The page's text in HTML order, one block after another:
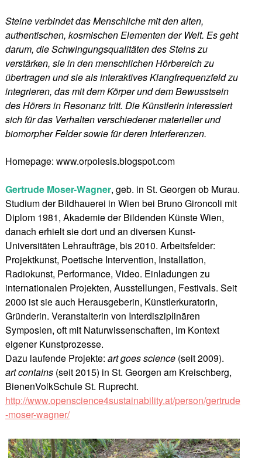
Steine verbindet das Menschliche mit den alten,
authentischen, kosmischen Elementen der Welt. Es geht
darum, die Schwingungsqualitäten des Steins zu
verstärken, sie in den menschlichen Hörbereich zu
übertragen und sie als interaktives Klangfrequenzfeld zu
integrieren, das mit dem Körper und dem Bewusstsein
des Hörers in Resonanz tritt. Die Künstlerin interessiert
sich für das Verhalten verschiedener materieller und
biomorpher Felder sowie für deren Interferenzen.
Homepage: www.orpoiesis.blogspot.com
Gertrude Moser-Wagner, geb. in St. Georgen ob Murau.
Studium der Bildhauerei in Wien bei Bruno Gironcoli mit
Diplom 1981, Akademie der Bildenden Künste Wien,
danach erhielt sie dort und an diversen Kunst-
Universitäten Lehraufträge, bis 2010. Arbeitsfelder:
Projektkunst, Poetische Intervention, Installation,
Radiokunst, Performance, Video. Einladungen zu
internationalen Projekten, Ausstellungen, Festivals. Seit
2000 ist sie auch Herausgeberin, Künstlerkuratorin,
Gründerin. Veranstalterin von Interdisziplinären
Symposien, oft mit Naturwissenschaften, im Kontext
eigener Kunstprozesse.
Dazu laufende Projekte: art goes science(seit 2009).
art contains(seit 2015) in St. Georgen am Kreischberg,
BienenVolkSchule St. Ruprecht.
http://www.openscience4sustainability.at/person/gertrude
-moser-wagner/